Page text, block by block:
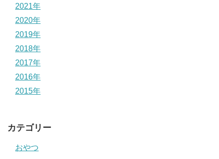
2021年
2020年
2019年
2018年
2017年
2016年
2015年
カテゴリー
おやつ